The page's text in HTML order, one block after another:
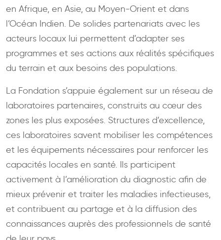
en Afrique, en Asie, au Moyen-Orient et dans
l’Océan Indien. De solides partenariats avec les
acteurs locaux lui permettent d’adapter ses
programmes et ses actions aux réalités spécifiques
du terrain et aux besoins des populations.
La Fondation s’appuie également sur un réseau de
laboratoires partenaires, construits au cœur des
zones les plus exposées. Structures d’excellence,
ces laboratoires savent mobiliser les compétences
et les équipements nécessaires pour renforcer les
capacités locales en santé. Ils participent
activement à l’amélioration du diagnostic afin de
mieux prévenir et traiter les maladies infectieuses,
et contribuent au partage et à la diffusion des
connaissances auprès des professionnels de santé